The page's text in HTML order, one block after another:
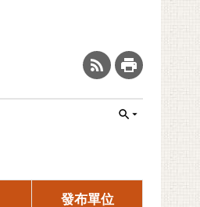
_
發布單位